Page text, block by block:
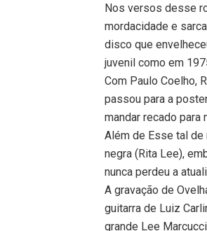
Nos versos desse
mordacidade e
disco que
juvenil como em
Com Paulo Coelho,
passou para a
mandar recado
Além de Esse tal
negra (Rita Lee),
nunca perdeu a
A gravação de
guitarra de Luiz
grande Lee